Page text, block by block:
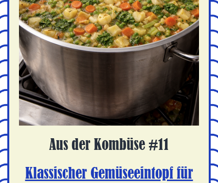
Aus der Kombüse #11
Klassischer Gemüseeintopf für